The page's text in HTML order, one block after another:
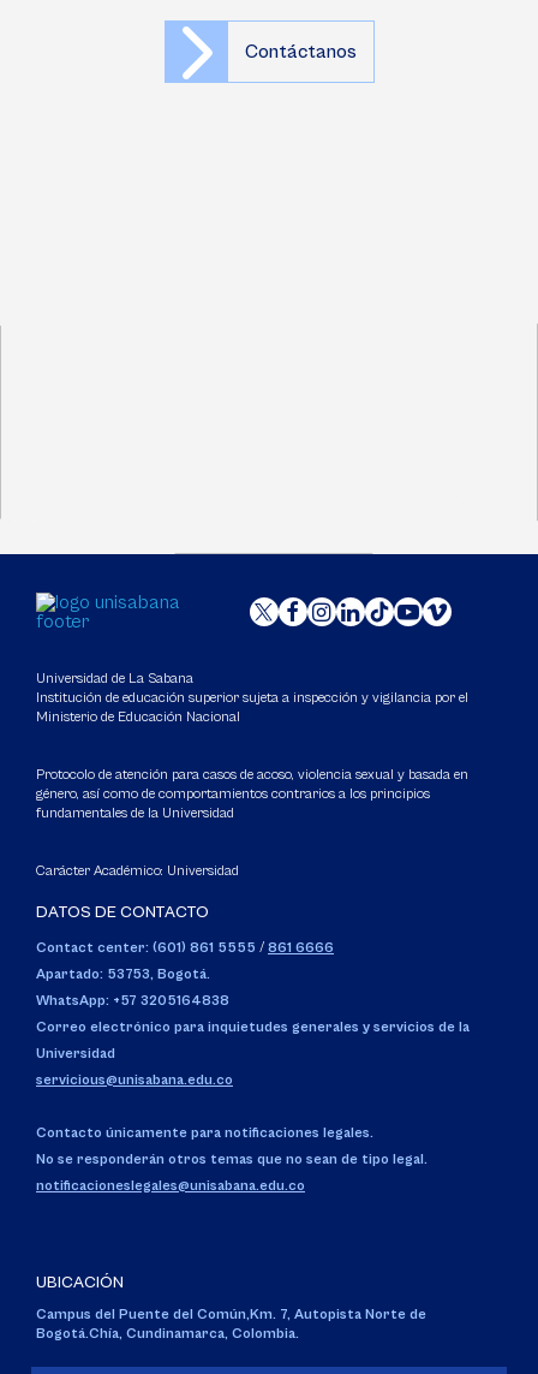
Contáctanos
Universidad de La Sabana
Institución de educación superior sujeta a inspección y vigilancia por el
Ministerio de Educación Nacional
Protocolo de atención para casos de acoso, violencia sexual y basada en
género, así como de comportamientos contrarios a los principios
fundamentales de la Universidad
Carácter Académico: Universidad
DATOS DE CONTACTO
Contact center: (601) 861 5555 / 861 6666
Apartado: 53753, Bogotá.
WhatsApp: +57 3205164838
Correo electrónico para inquietudes generales y servicios de la
Universidad
servicious@unisabana.edu.co
Contacto únicamente para notificaciones legales.
No se responderán otros temas que no sean de tipo legal.
notificacioneslegales@unisabana.edu.co
UBICACIÓN
Campus del Puente del Común,Km. 7, Autopista Norte de
Bogotá.Chía, Cundinamarca, Colombia.